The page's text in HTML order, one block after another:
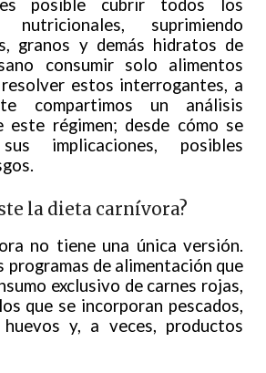
posible cubrir todos los
nutricionales, suprimiendo
granos y demás hidratos de
consumir solo alimentos
resolver estos interrogantes, a
compartimos un análisis
este régimen; desde cómo se
implicaciones, posibles
la dieta carnívora?
no tiene una única versión.
de alimentación que
exclusivo de carnes rojas,
que se incorporan pescados,
huevos y, a veces, productos